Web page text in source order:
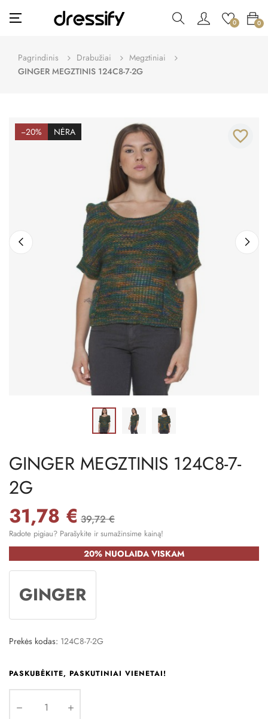
Toggle
navigation
☰ 0 0
Pagrindinis Drabužiai
Megztiniai
GINGER MEGZTINIS 124C8-7-2G
−20% NĖRA favorite_border
GINGER MEGZTINIS 124C8-7-
2G
31,78 € 39,72 €
Radote pigiau? Parašykite ir sumažinsime kainą!
20% NUOLAIDA VISKAM
GINGER
Prekės kodas: 124C8-7-2G
PASKUBĖKITE, PASKUTINIAI VIENETAI!